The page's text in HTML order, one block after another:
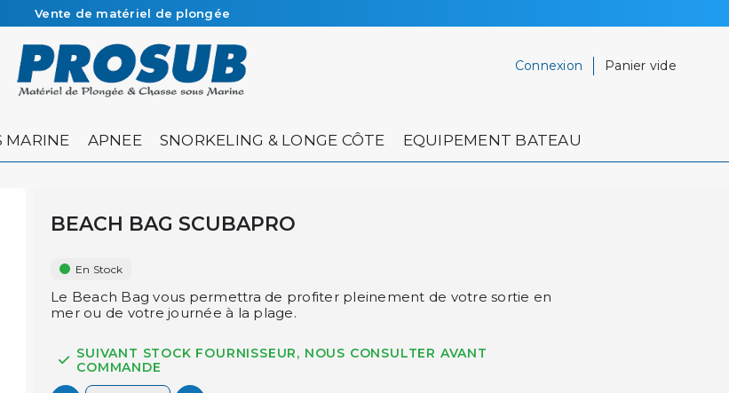
Vente de matériel de plongée
Connexion Panier vide
MARINE APNEE SNORKELING & LONGE CÔTE EQUIPEMENT BATEAU
BEACH BAG SCUBAPRO
En Stock
Le Beach Bag vous permettra de profiter pleinement de votre sortie en
mer ou de votre journée à la plage.
SUIVANT STOCK FOURNISSEUR, NOUS CONSULTER AVANT
COMMANDE